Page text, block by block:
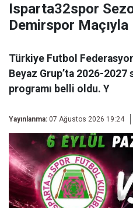
Isparta32spor
Demirspor Maçıyla
Türkiye Futbol
Beyaz Grup’ta 2026-
programı belli oldu. Y
Yayınlanma: 07 Ağustos 2026 19:24